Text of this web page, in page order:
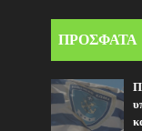
ΠΡΟΣΦΑΤΑ